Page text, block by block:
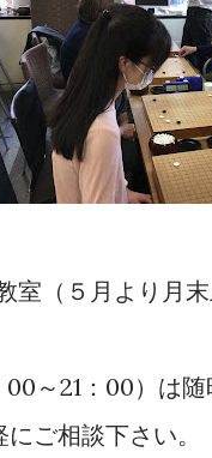
室（５月より月末
～21：00）は
ご相談下さい。